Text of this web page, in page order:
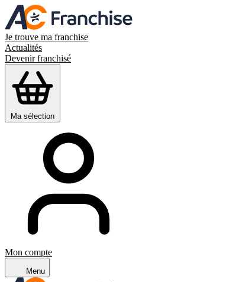
Je trouve ma franchise
Actualités
Devenir franchisé
Ma sélection
Mon compte
Menu